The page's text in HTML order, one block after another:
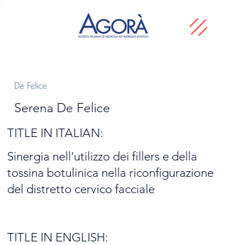
De Felice
Serena De Felice
TITLE IN ITALIAN:
Sinergia nell'utilizzo dei fillers e della
tossina botulinica nella riconfigurazione
del distretto cervico facciale
TITLE IN ENGLISH: